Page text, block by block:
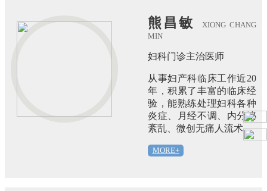
熊昌敏
XIONG CHANG
MIN
妇科门诊主治医师
从事妇产科临床工作近20
年，积累了丰富的临床经
验，能熟练处理妇科各种
炎症、月经不调、内分泌
紊乱、微创无痛人流术。
MORE+